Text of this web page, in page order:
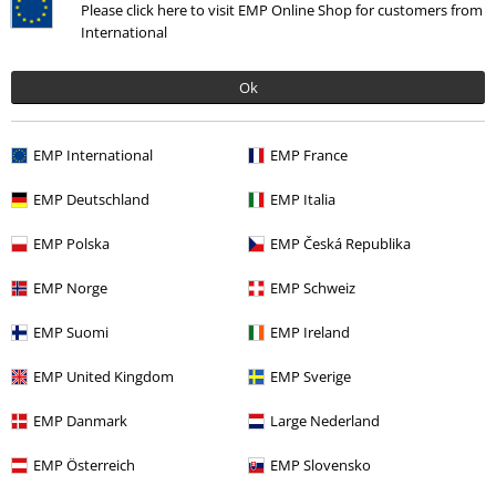
Please click here to visit EMP Online Shop for customers from
International
Ok
EMP International EMP France
EMP Deutschland EMP Italia
EMP Polska EMP Česká Republika
EMP Norge EMP Schweiz
EMP Suomi EMP Ireland
EMP United Kingdom EMP Sverige
EMP Danmark Large Nederland
EMP Österreich EMP Slovensko
Nyhedsbrev
Tilmeld dig nu og få en rabatkode på 15%! Mere
info
Jeg giver hermed samtykke til at modtage EMP Nyhedsbrevet og